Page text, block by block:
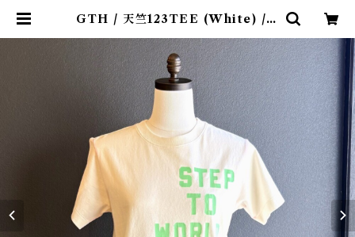
GTH / 天竺123TEE (White) / S